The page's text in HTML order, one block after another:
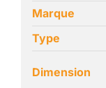
Marque
Type
Dimension